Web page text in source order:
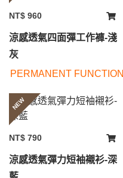
NT$ 960
涼感透氣四面彈工作褲-淺
灰
PERMANENT FUNCTION
NEW
NT$ 790
涼感透氣彈力短袖襯衫-深